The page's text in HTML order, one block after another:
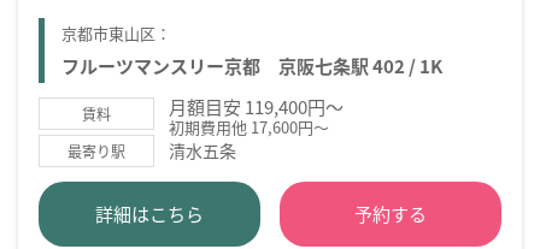
京都市東山区：
フルーツマンスリー京都 京阪七条駅 402 / 1K
賃料 月額目安 119,400円～
初期費用他 17,600円～
最寄り駅 清水五条
詳細はこちら 予約する